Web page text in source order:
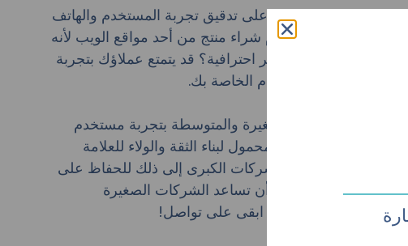
كل شركة إلى التركيز على تدقيق تجربة المستخدم والهاتف
هل قررت يومًا عدم شراء منتج من أحد مواقع الويب لأنه
وجدت موقعًا آخر أكثر احترافية؟ قد يتمتع عملاؤك بتجربة
جيدًا في تجربة المستخدم الخاصة بك.
والشركات الصغيرة والمتوسطة بتجربة مستخدم
وإصدار الهاتف المحمول لبناء الثقة والولاء للعلامة
تحتاج المنظمات والشركات الكبرى إلى ذلك للحفاظ على
يمكن لخبرتنا أن تساعد الشركات الصغيرة
حد سواء. فما تنتظرون؟ ابقى على تواصل!